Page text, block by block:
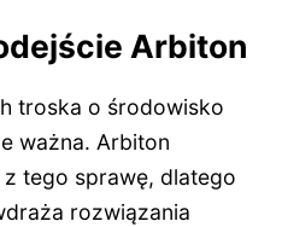
Arbiton
troska o środowisko
ważna. Arbiton
tego sprawę, dlatego
rozwiązania